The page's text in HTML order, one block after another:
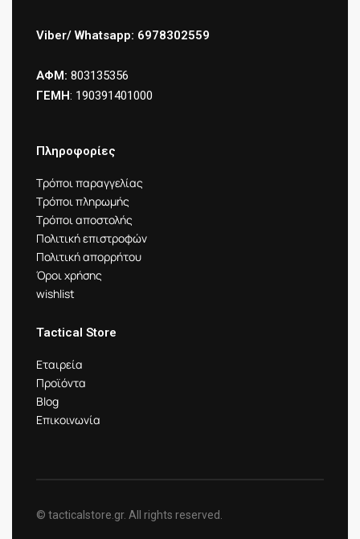
Viber/ Whatsapp: 6978302559
ΑΦΜ: 803135356
ΓΕΜΗ: 190391401000
Πληροφορίες
Τρόποι παραγγελίας
Τρόποι πληρωμής
Τρόποι αποστολής
Πολιτική επιστροφών
Πολιτική απορρήτου
Όροι χρήσης
wishlist
Tactical Store
Εταιρεία
Προϊόντα
Blog
Επικοινωνία
© tacticalstore.gr. All rights reserved.